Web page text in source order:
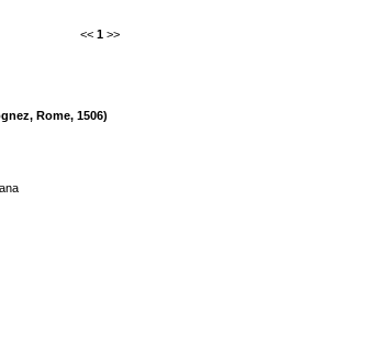
<< 1 >>
Rome, 1506)